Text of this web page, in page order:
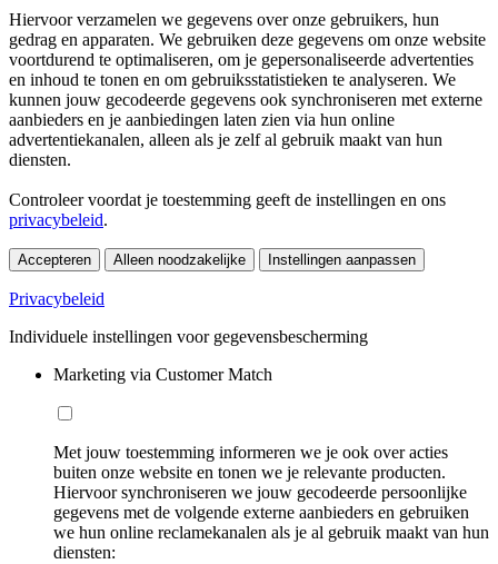
Hiervoor verzamelen we gegevens over onze gebruikers, hun
gedrag en apparaten. We gebruiken deze gegevens om onze website
voortdurend te optimaliseren, om je gepersonaliseerde advertenties
en inhoud te tonen en om gebruiksstatistieken te analyseren. We
kunnen jouw gecodeerde gegevens ook synchroniseren met externe
aanbieders en je aanbiedingen laten zien via hun online
advertentiekanalen, alleen als je zelf al gebruik maakt van hun
diensten.
Controleer voordat je toestemming geeft de instellingen en ons
privacybeleid.
Accepteren Alleen noodzakelijke Instellingen aanpassen
Privacybeleid
Individuele instellingen voor gegevensbescherming
Marketing via Customer Match
Met jouw toestemming informeren we je ook over acties
buiten onze website en tonen we je relevante producten.
Hiervoor synchroniseren we jouw gecodeerde persoonlijke
gegevens met de volgende externe aanbieders en gebruiken
we hun online reclamekanalen als je al gebruik maakt van hun
diensten: